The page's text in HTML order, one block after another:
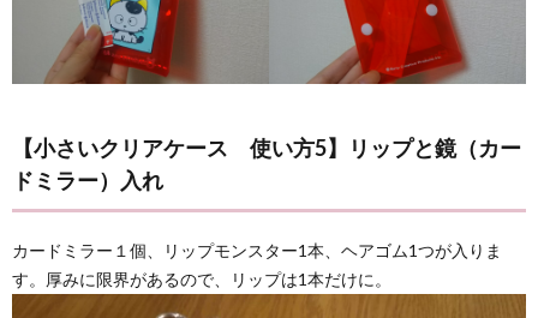
【小さいクリアケース 使い方5】リップと鏡（カー
ドミラー）入れ
カードミラー１個、リップモンスター1本、ヘアゴム1つが入りま
す。厚みに限界があるので、リップは1本だけに。